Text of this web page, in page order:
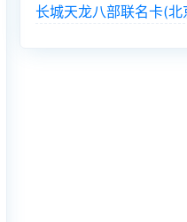
长城天龙八部联名卡(北